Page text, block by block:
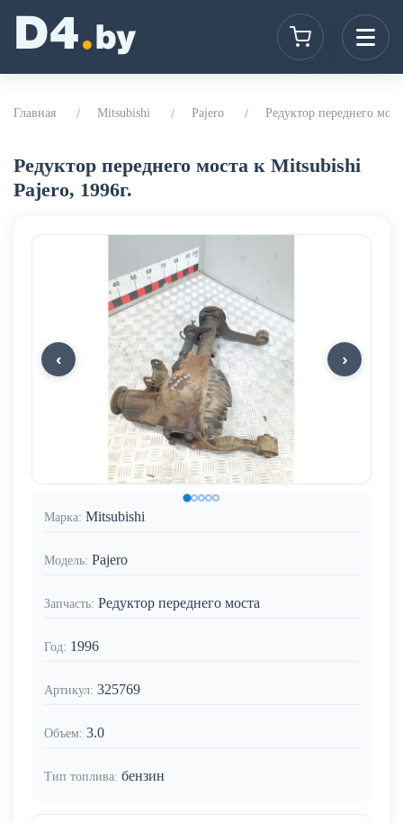
Главная Mitsubishi Pajero Редуктор переднего
Редуктор переднего моста к Mitsubishi
Pajero, 1996г.
Марка: Mitsubishi
Модель: Pajero
Запчасть: Редуктор переднего моста
Год: 1996
Артикул: 325769
Объем: 3.0
Тип топлива: бензин